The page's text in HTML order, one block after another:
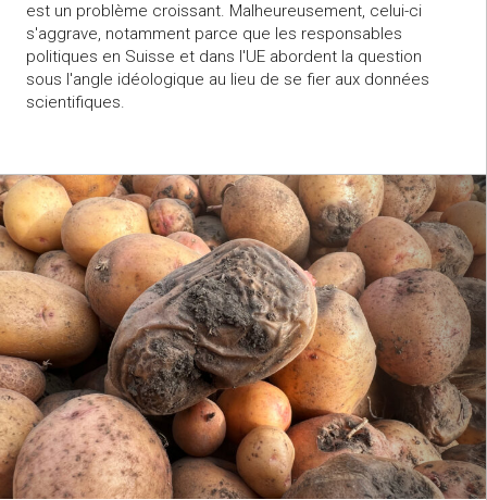
est un problème croissant. Malheureusement, celui-ci
s'aggrave, notamment parce que les responsables
politiques en Suisse et dans l'UE abordent la question
sous l'angle idéologique au lieu de se fier aux données
scientifiques.